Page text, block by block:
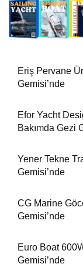
Eriş Pervane
Gemisi’nde
Efor Yacht
Bakımda Gezi
Yener Tekne
Gemisi’nde
CG Marine
Gemisi’nde
Euro Boat
Gemisi’nde